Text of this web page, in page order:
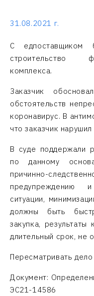
31.08.2021 г.
С едпоставщиком
строительство
комплекса.
Заказчик
обстоятельств
коронавирус. В
что заказчик
В суде поддержали
по данному
причинно-
предупреждению
ситуации,
должны быть
закупка,
длительный срок, не
Пересматривать
Документ:
ЭС21-14586